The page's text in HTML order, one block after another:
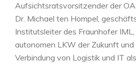
Aufsichtsratsvorsitzender der
Dr. Michael ten Hompel,
Institutsleiter des Fraunhofer IML,
autonomen LKW der Zukunft und
Verbindung von Logistik und IT